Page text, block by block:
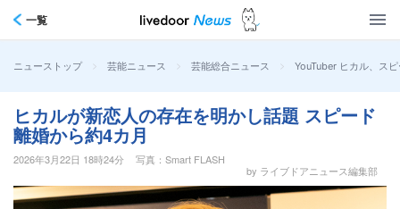
一覧
ニューストップ > 芸能ニュース > 芸能総合ニュース > YouTuber ヒカル、ス
ヒカルが新恋人の存在を明かし話題 スピード
離婚から約4カ月
2026年3月22日 18時24分
写真：Smart FLASH
by ライブドアニュース編集部